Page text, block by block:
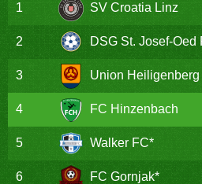
1 SV Croatia Linz
2 DSG St. Josef-Oed
3 Union Heiligenberg
4 FC Hinzenbach
5 Walker FC*
6 FC Gornjak*